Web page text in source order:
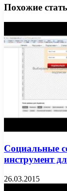
Похожие
Социальные
инструмент
26.03.2015